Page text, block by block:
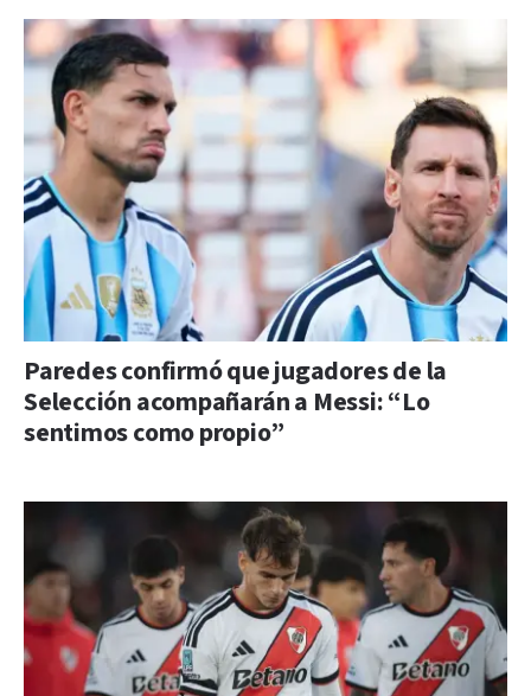
Paredes confirmó que jugadores de la
Selección acompañarán a Messi: “Lo
sentimos como propio”